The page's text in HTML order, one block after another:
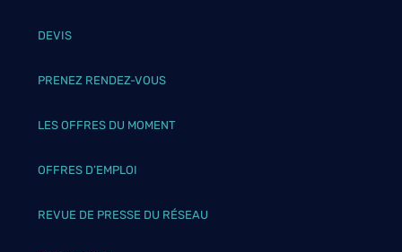
DEVIS
PRENEZ RENDEZ-VOUS
LES OFFRES DU MOMENT
OFFRES D’EMPLOI
REVUE DE PRESSE DU RÉSEAU